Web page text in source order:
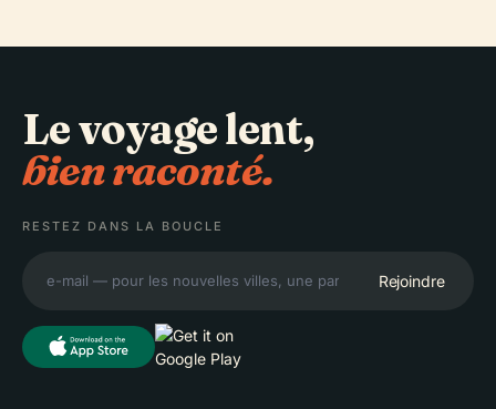
Le voyage lent,
bien raconté.
RESTEZ DANS LA BOUCLE
Rejoindre